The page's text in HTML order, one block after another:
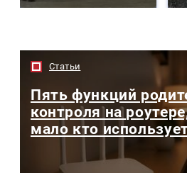
Статьи
Пять функций
контроля на
мало кто